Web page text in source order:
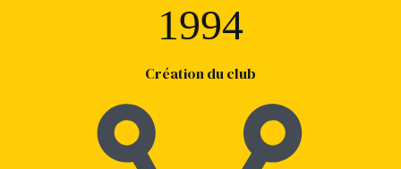
1994
Création du club